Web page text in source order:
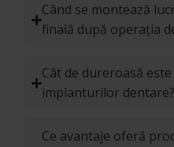
Când se montează
finală după operația
Cât de dureroasă
implanturilor dentare?
Ce avantaje oferă